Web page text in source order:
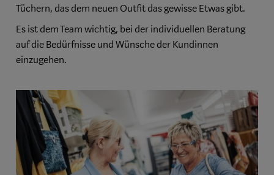
Tüchern, das dem neuen Outfit das gewisse Etwas gibt.
Es ist dem Team wichtig, bei der individuellen Be­ratung
auf die Bedürfnisse und Wünsche der Kun­dinnen
einzugehen.